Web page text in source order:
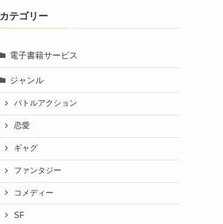
カテゴリー
電子書籍サービス
ジャンル
バトルアクション
恋愛
ギャグ
ファンタジー
コメディー
SF